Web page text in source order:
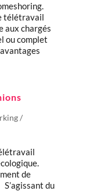
télétravail
aux chargés
ou complet
/
de
du